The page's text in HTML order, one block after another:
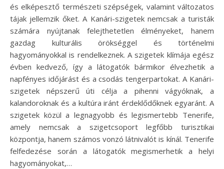
és elképesztő természeti szépségek, valamint változatos
tájak jellemzik őket. A Kanári-szigetek nemcsak a turisták
számára nyújtanak felejthetetlen élményeket, hanem
gazdag kulturális örökséggel és történelmi
hagyományokkal is rendelkeznek. A szigetek klímája egész
évben kedvező, így a látogatók bármikor élvezhetik a
napfényes időjárást és a csodás tengerpartokat. A Kanári-
szigetek népszerű úti célja a pihenni vágyóknak, a
kalandoroknak és a kultúra iránt érdeklődőknek egyaránt. A
szigetek közül a legnagyobb és legismertebb Tenerife,
amely nemcsak a szigetcsoport legfőbb turisztikai
központja, hanem számos vonzó látnivalót is kínál. Tenerife
felfedezése során a látogatók megismerhetik a helyi
hagyományokat,…